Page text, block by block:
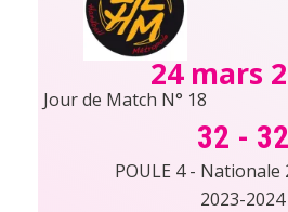
24 mars
Jour de Match N° 18
32 - 32
POULE 4 - Nationale
2023-2024